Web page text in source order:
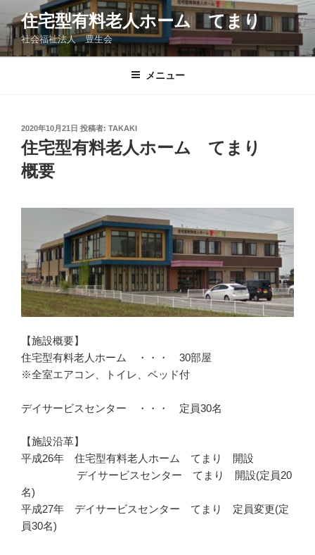
ン
テ
ン
住宅型有料老人ホーム てまり
社会福祉法人 豊生会
メニュー
投
稿
日:
2020年10月21日 投稿者: TAKAKI
住宅型有料老人ホーム てまり
概要
【施設概要】
住宅型有料老人ホーム ・・・ 30部屋
※全室エアコン、トイレ、ベッド付
デイサービスセンター ・・・ 定員30名
【施設沿革】
平成26年 住宅型有料老人ホーム てまり 開設
デイサービスセンター てまり 開設(定員20
名)
平成27年 デイサービスセンター てまり 定員変更(定
員30名)